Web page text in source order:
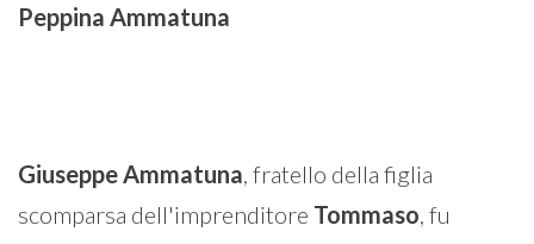
Peppina Ammatuna
GiuseppeAmmatuna, fratello della figlia
scomparsa dell'imprenditore Tommaso, fu